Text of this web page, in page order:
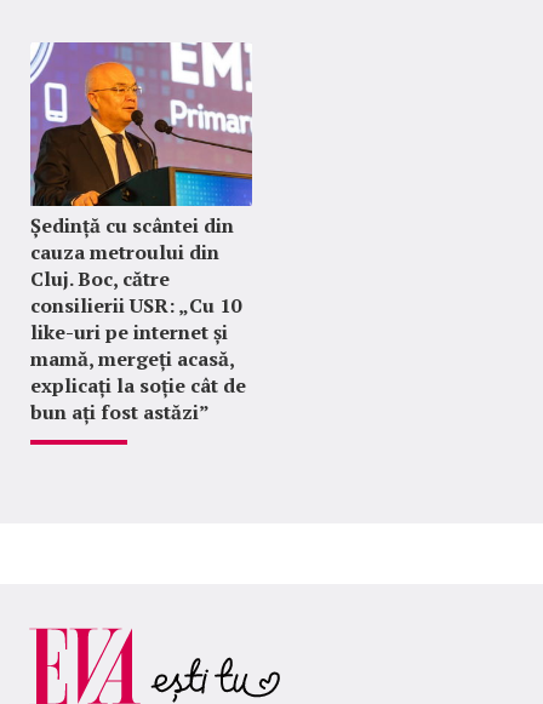
Ședință cu scântei din
cauza metroului din
Cluj. Boc, către
consilierii USR: „Cu 10
like-uri pe internet și
mamă, mergeți acasă,
explicați la soție cât de
bun ați fost astăzi”